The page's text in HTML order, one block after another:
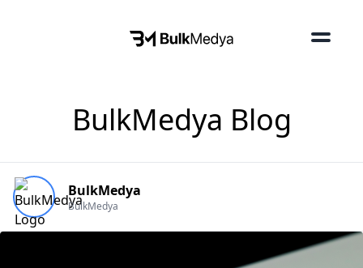
BulkMedya Blog
BulkMedya
BulkMedya